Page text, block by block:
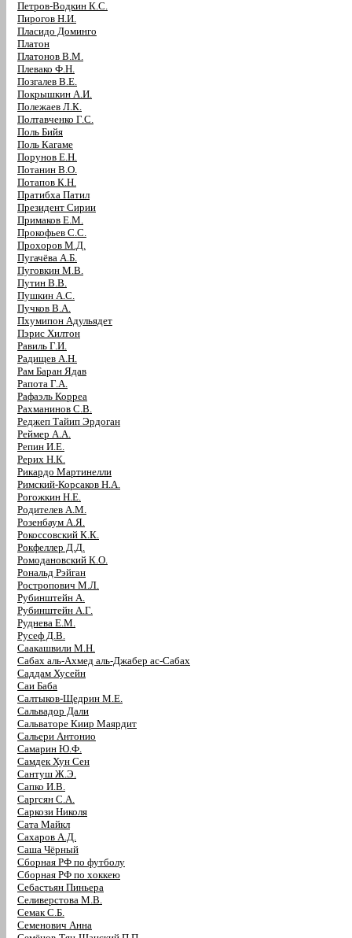
Петров-Водкин К.С.
Пирогов Н.И.
Пласидо Доминго
Платон
Платонов В.М.
Плевако Ф.Н.
Позгалев В.Е.
Покрышкин А.И.
Полежаев Л.К.
Полтавченко Г.С.
Поль Бийя
Поль Кагаме
Порунов Е.Н.
Потанин В.О.
Потапов К.Н.
Пратибха Патил
Президент Сирии
Примаков Е.М.
Прокофьев С.С.
Прохоров М.Д.
Пугачёва А.Б.
Пуговкин М.В.
Путин В.В.
Пушкин А.С.
Пучков В.А.
Пхумипон Адульядет
Пэрис Хилтон
Равиль Г.И.
Радищев А.Н.
Рам Баран Ядав
Рапота Г.А.
Рафаэль Корреа
Рахманинов С.В.
Реджеп Тайип Эрдоган
Реймер А.А.
Репин И.Е.
Рерих Н.К.
Рикардо Мартинелли
Римский-Корсаков Н.А.
Рогожкин Н.Е.
Родителев А.М.
Розенбаум А.Я.
Рокоссовский К.К.
Рокфеллер Д.Д.
Ромодановский К.О.
Рональд Рэйган
Ростропович М.Л.
Рубинштейн А.
Рубинштейн А.Г.
Руднева Е.М.
Русеф Д.В.
Саакашвили М.Н.
Сабах аль-Ахмед аль-Джабер ас-Сабах
Саддам Хусейн
Саи Баба
Салтыков-Щедрин М.Е.
Сальвадор Дали
Сальваторе Киир Маярдит
Сальери Антонио
Самарин Ю.Ф.
Самдек Хун Сен
Сантуш Ж.Э.
Сапко И.В.
Саргсян С.А.
Саркози Николя
Сата Майкл
Сахаров А.Д.
Саша Чёрный
Сборная РФ по футболу
Сборная РФ по хоккею
Себастьян Пиньера
Селиверстова М.В.
Семак С.Б.
Семенович Анна